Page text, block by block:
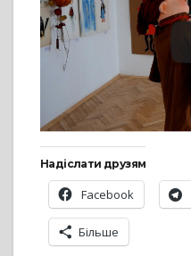
Надіслати друзям
Facebook
Більше